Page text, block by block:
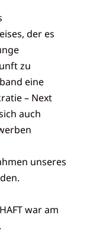
der es
zu
eine
– Next
auch
unseres
war am